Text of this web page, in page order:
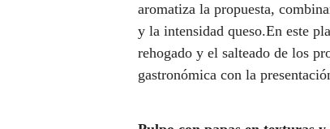
aromatiza la propuesta,
y la intensidad queso.En este
rehogado y el salteado de los
gastronómica con la